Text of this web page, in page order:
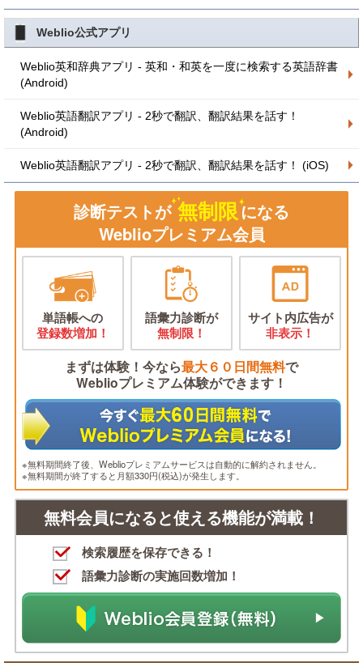
Weblio公式アプリ
Weblio英和辞典アプリ - 英和・和英を一度に検索する英語辞書
(Android)
Weblio英語翻訳アプリ - 2秒で翻訳、翻訳結果を話す！
(Android)
Weblio英語翻訳アプリ - 2秒で翻訳、翻訳結果を話す！ (iOS)
診断テストが 無制限になる
Weblioプレミアム会員
単語帳への
登録数増加！
語彙力診断が
無制限！
サイト内広告が
非表示！
まずは体験！今なら最大６０日間無料で
Weblioプレミアム体験ができます！
※無料期間終了後、Weblioプレミアムサービスは自動的に解約されません。
※無料期間が終了すると月額330円(税込)が発生します。
無料会員になると使える機能が満載！
検索履歴を保存できる！
語彙力診断の実施回数増加！